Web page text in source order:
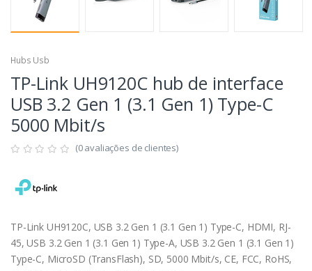
Hubs Usb
TP-Link UH9120C hub de interface
USB 3.2 Gen 1 (3.1 Gen 1) Type-C
5000 Mbit/s
(0 avaliações de clientes)
TP-Link UH9120C, USB 3.2 Gen 1 (3.1 Gen 1) Type-C, HDMI, RJ-
45, USB 3.2 Gen 1 (3.1 Gen 1) Type-A, USB 3.2 Gen 1 (3.1 Gen 1)
Type-C, MicroSD (TransFlash), SD, 5000 Mbit/s, CE, FCC, RoHS,